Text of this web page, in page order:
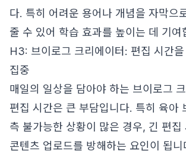
다. 특히 어려운 용어나 개념을 자막으
줄 수 있어 학습 효과를 높이는 데 기여
H3: 브이로그 크리에이터: 편집 시간을
집중
매일의 일상을 담아야 하는 브이로그
편집 시간은 큰 부담입니다. 특히 육아
측 불가능한 상황이 많은 경우, 긴 편집
콘텐츠 업로드를 방해하는 요인이 됩